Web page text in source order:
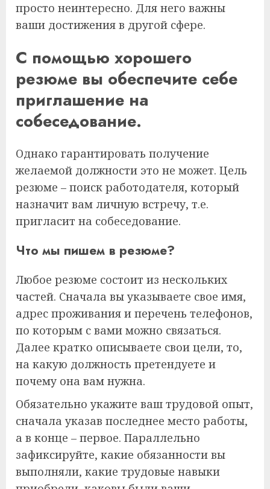
просто неинтересно. Для него важны
ваши достижения в другой сфере.
С помощью хорошего
резюме вы обеспечите себе
приглашение на
собеседование.
Однако гарантировать получение
желаемой должности это не может. Цель
резюме – поиск работодателя, который
назначит вам личную встречу, т.е.
пригласит на собеседование.
Что мы пишем в резюме?
Любое резюме состоит из нескольких
частей. Сначала вы указываете свое имя,
адрес проживания и перечень телефонов,
по которым с вами можно связаться.
Далее кратко описываете свои цели, то,
на какую должность претендуете и
почему она вам нужна.
Обязательно укажите ваш трудовой опыт,
сначала указав последнее место работы,
а в конце – первое. Параллельно
зафиксируйте, какие обязанности вы
выполняли, какие трудовые навыки